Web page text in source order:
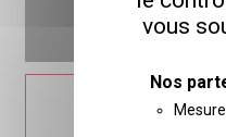
vous
Nos
1 2 3
ACCÉDER